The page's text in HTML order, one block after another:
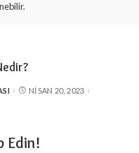
NISAN 20, 2023
Edin!